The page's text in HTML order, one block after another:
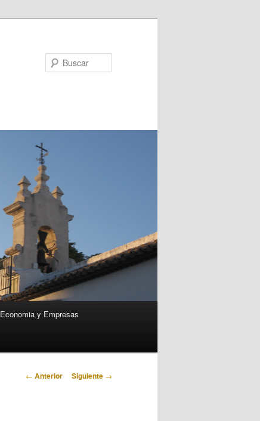
Economia y Empresas
Navegación
← Anterior Siguiente →